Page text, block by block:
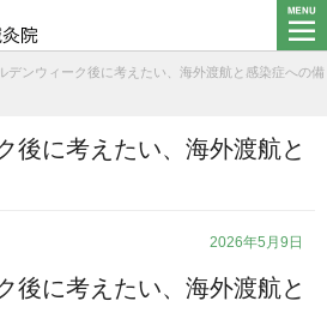
デンウィーク後に考えたい、海外渡航と感染症への備
後に考えたい、海外渡航と
2026年5月9日
後に考えたい、海外渡航と